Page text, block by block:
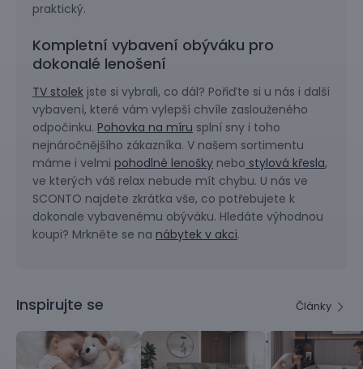
praktický.
Kompletní vybavení obýváku pro
dokonalé lenošení
TV stolek jste si vybrali, co dál? Pořiďte si u nás i další
vybavení, které vám vylepší chvíle zaslouženého
odpočinku. Pohovka na míru splní sny i toho
nejnáročnějšího zákazníka. V našem sortimentu
máme i velmi pohodlné lenošky nebo stylová křesla,
ve kterých váš relax nebude mít chybu. U nás ve
SCONTO najdete zkrátka vše, co potřebujete k
dokonale vybavenému obýváku. Hledáte výhodnou
koupi? Mrkněte se na nábytek v akci.
Inspirujte se Články